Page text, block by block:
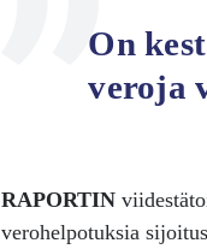
On
veroja
RAPORTIN
verohelpotuksia